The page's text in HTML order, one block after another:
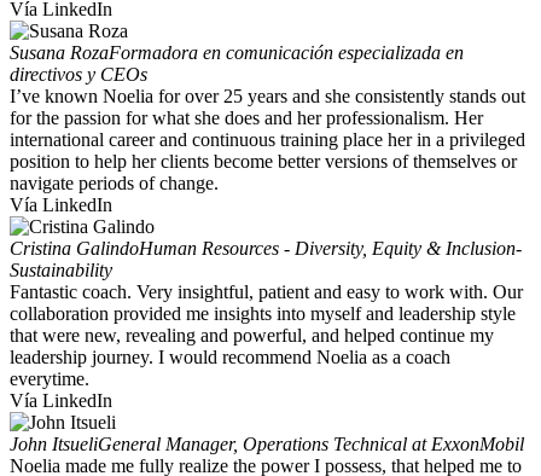
Vía LinkedIn
Susana RozaFormadora en comunicación especializada en
directivos y CEOs
I’ve known Noelia for over 25 years and she consistently stands out
for the passion for what she does and her professionalism. Her
international career and continuous training place her in a privileged
position to help her clients become better versions of themselves or
navigate periods of change.
Vía LinkedIn
Cristina GalindoHuman Resources - Diversity, Equity & Inclusion-
Sustainability
Fantastic coach. Very insightful, patient and easy to work with. Our
collaboration provided me insights into myself and leadership style
that were new, revealing and powerful, and helped continue my
leadership journey. I would recommend Noelia as a coach
everytime.
Vía LinkedIn
John ItsueliGeneral Manager, Operations Technical at ExxonMobil
Noelia made me fully realize the power I possess, that helped me to